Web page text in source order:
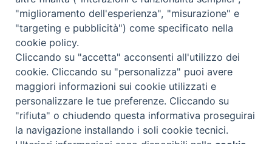
LITURGIA DELLE ORE
GALLERIE FOTOGRAFICHE
GALLERIE VIDEO
"miglioramento dell'esperienza", "misurazione" e
"targeting e pubblicità") come specificato nella
cookie policy.
Cliccando su "accetta" acconsenti all'utilizzo dei
cookie. Cliccando su "personalizza" puoi avere
maggiori informazioni sui cookie utilizzati e
personalizzare le tue preferenze. Cliccando su
"rifiuta" o chiudendo questa informativa proseguirai
la navigazione installando i soli cookie tecnici.